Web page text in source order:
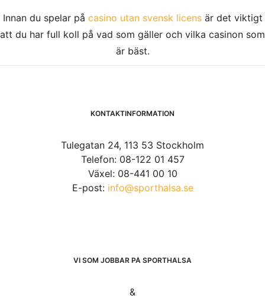
Innan du spelar på casino utan svensk licensär det viktigt
att du har full koll på vad som gäller och vilka casinon som
är bäst.
KONTAKTINFORMATION
Tulegatan 24, 113 53 Stockholm
Telefon: 08-122 01 457
Växel: 08-441 00 10
E-post: info@sporthalsa.se
VI SOM JOBBAR PÅ SPORTHÄLSA
&